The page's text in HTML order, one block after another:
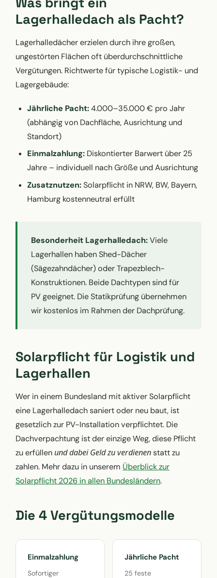
Lagerhalledach als Pacht?
Lagerhalledächer erzielen durch ihre großen,
ungestörten Flächen oft überdurchschnittliche
Vergütungen. Richtwerte für typische Logistik- und
Lagergebäude:
Jährliche Pacht:4.000–35.000 € pro Jahr
(abhängig von Dachfläche, Ausrichtung und
Standort)
Einmalzahlung: Diskontierter Barwert über 25
Jahre – individuell nach Größe und Ausrichtung
Zusatznutzen:Solarpflicht in NRW, BW, Bayern,
Hamburg kostenneutral erfüllt
Besonderheit Lagerhalledach:Viele
Lagerhallen haben Shed-Dächer
(Sägezahndächer) oder Trapezblech-
Konstruktionen. Beide Dachtypen sind für
PV geeignet. Die Statikprüfung übernehmen
wir kostenlos im Rahmen der Dachprüfung.
Solarpflicht für Logistik und
Lagerhallen
Wer in einem Bundesland mit aktiver Solarpflicht
eine Lagerhalledach saniert oder neu baut, ist
gesetzlich zur PV-Installation verpflichtet. Die
Dachverpachtung ist der einzige Weg, diese Pflicht
zu erfüllen und dabei Geld zu verdienenstatt zu
zahlen. Mehr dazu in unserem Überblick zur
Solarpflicht 2026 in allen Bundesländern.
Die 4 Vergütungsmodelle
Einmalzahlung
Sofortiger
Jährliche Pacht
25 feste